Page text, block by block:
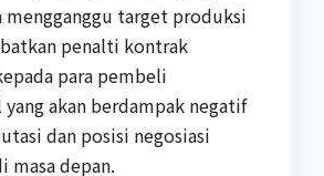
mengganggu target produksi
penalti kontrak
para pembeli
akan berdampak negatif
dan posisi negosiasi
masa depan.